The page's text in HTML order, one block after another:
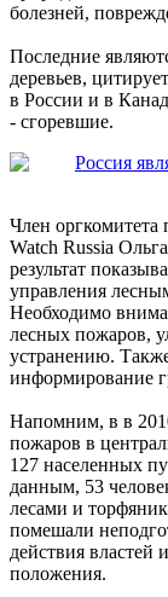
болезней,
Последние
деревьев,
в России и в
- сгоревшие.
Член оргкомитета
Watch Russia
результат
управления
Необходимо
лесных пожаров,
устранению.
информирование
Напомним, в в
пожаров в
127 населенных
данным, 53
лесами и
помешали
действия властей
положения.